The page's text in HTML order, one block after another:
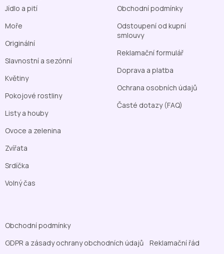
Jídlo a pití
Moře
Originální
Slavnostní a sezónní
Květiny
Pokojové rostliny
Listy a houby
Ovoce a zelenina
Zvířata
Srdíčka
Volný čas
Obchodní podmínky
Odstoupení od kupní
smlouvy
Reklamační formulář
Doprava a platba
Ochrana osobních údajů
Časté dotazy (FAQ)
Obchodní podmínky
GDPR a zásady ochrany obchodních údajů
Reklamační řád